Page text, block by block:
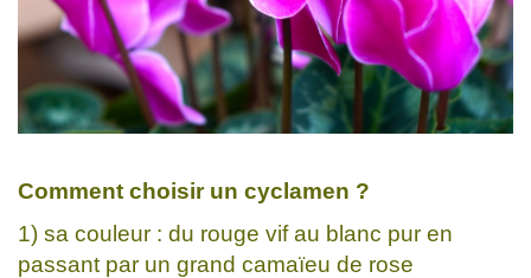
Comment choisir un cyclamen ?
1) sa couleur : du rouge vif au blanc pur en
passant par un grand camaïeu de rose